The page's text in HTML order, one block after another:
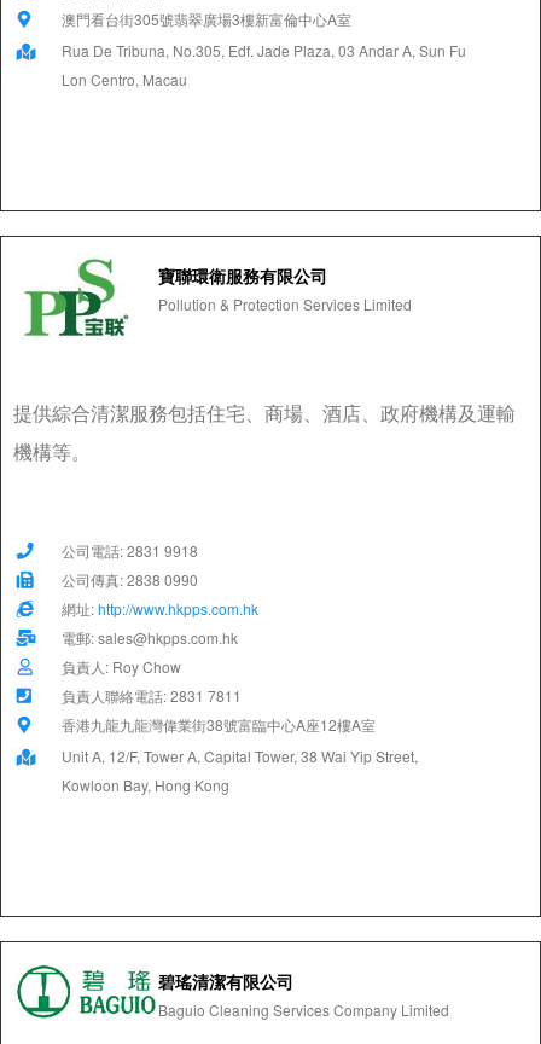
澳門看台街305號翡翠廣場3樓新富倫中心A室
Rua De Tribuna, No.305, Edf. Jade Plaza, 03 Andar A, Sun Fu
Lon Centro, Macau
寶聯環衛服務有限公司
Pollution & Protection Services Limited
提供綜合清潔服務包括住宅、商場、酒店、政府機構及運輸
機構等。
公司電話: 2831 9918
公司傳真: 2838 0990
網址:http://www.hkpps.com.hk
電郵: sales@hkpps.com.hk
負責人: Roy Chow
負責人聯絡電話: 2831 7811
香港九龍九龍灣偉業街38號富臨中心A座12樓A室
Unit A, 12/F, Tower A, Capital Tower, 38 Wai Yip Street,
Kowloon Bay, Hong Kong
碧瑤清潔有限公司
Baguio Cleaning Services Company Limited